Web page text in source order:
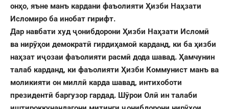
онҳо, яъне манъ кардани фаъолияти Ҳизби Наҳзати
Исломиро ба инобат гирифт.
Дар навбати худ ҷонибдорони Ҳизби Наҳзати Исломӣ
ва нирӯҳои демократӣ гирдиҳамоӣ карданд, ки ба ҳизби
наҳзат иҷозаи фаъолияти расмӣ дода шавад. Ҳамчунин
талаб карданд, ки фаъолияти Ҳизби Коммунист манъ ва
моликияти он миллӣ карда шавад, интихоботи
президентӣ баргузор гардад. Шӯрои Олӣ ин талаби